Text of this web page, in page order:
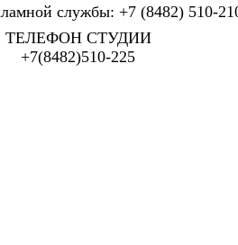
службы: +7 (8482) 510-
ТЕЛЕФОН СТУДИИ
+7(8482)510-225